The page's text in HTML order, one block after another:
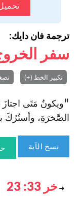
ترجمة فان دايك:
سفر
تكبير الخط (+)
"ويكونُ مَتَى
الصَّخرَةِ، وأستُرُكَ
نسخ الآية
خر 33: 23